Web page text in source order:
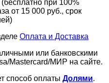
при 100%
от 15 000 руб., срок
Оплата и Доставка
или банковскими
Mastercard/МИР на сайте.
способ оплаты Долями.